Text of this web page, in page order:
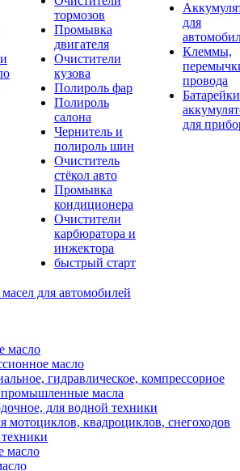
тормозов
Промывка
двигателя
Очистители
кузова
Полироль фар
Полироль
салона
Чернитель и
полироль шин
Очиститель
стёкол авто
Промывка
кондиционера
Очистители
карбюратора и
инжектора
быстрый старт
для
Клеммы,
провода
для
масло
масло
гидравлическое, компрессорное
промышленные масла
для водной техники
мотоциклов, квадроциклов, снегоходов
масло